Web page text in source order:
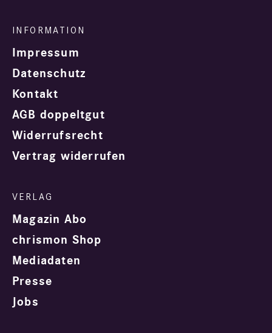
Impressum
Datenschutz
Kontakt
AGB doppeltgut
Widerrufsrecht
Vertrag widerrufen
Magazin Abo
chrismon Shop
Mediadaten
Presse
Jobs